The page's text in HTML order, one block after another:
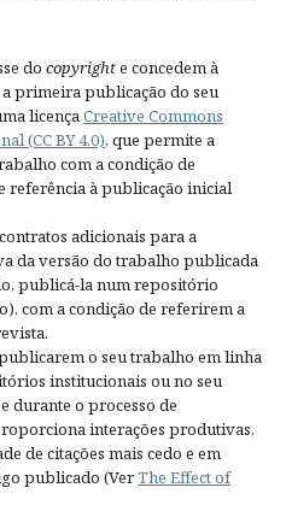
do copyrighte concedem à
primeira publicação do seu
licença Creative Commons
(CC BY 4.0), que permite a
com a condição de
referência à publicação inicial
adicionais para a
da versão do trabalho publicada
publicá-la num repositório
com a condição de referirem a
o seu trabalho em linha
institucionais ou no seu
durante o processo de
interações produtivas,
de citações mais cedo e em
publicado (VerThe Effect of